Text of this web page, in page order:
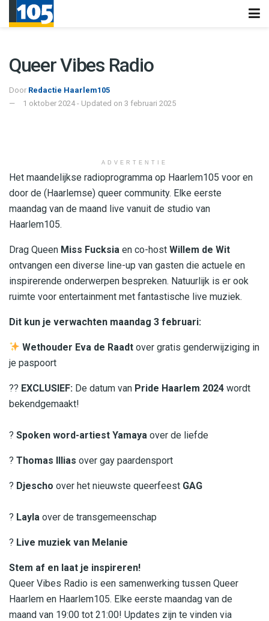
Queer Vibes Radio
Door Redactie Haarlem105
1 oktober 2024 - Updated on 3 februari 2025
ADVERTENTIE
Het maandelijkse radioprogramma op Haarlem105 voor en
door de (Haarlemse) queer community. Elke eerste
maandag van de maand live vanuit de studio van
Haarlem105.
Drag Queen Miss Fucksia en co-host Willem de Wit
ontvangen een diverse line-up van gasten die actuele en
inspirerende onderwerpen bespreken. Natuurlijk is er ook
ruimte voor entertainment met fantastische live muziek.
Dit kun je verwachten maandag 3 februari:
Wethouder Eva de Raadt over gratis genderwijziging in
je paspoort
?️‍? EXCLUSIEF: De datum van Pride Haarlem 2024 wordt
bekendgemaakt!
? Spoken word-artiest Yamaya over de liefde
? Thomas Illias over gay paardensport
? Djescho over het nieuwste queerfeest GAG
? Layla over de transgemeenschap
? Live muziek van Melanie
Stem af en laat je inspireren!
Queer Vibes Radio is een samenwerking tussen Queer
Haarlem en Haarlem105. Elke eerste maandag van de
maand van 19:00 tot 21:00! Updates zijn te vinden via